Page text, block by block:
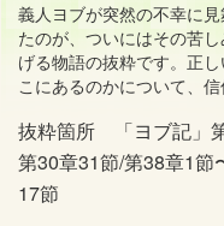
義人ヨブが突然の不幸に
たのが、ついにはその苦
げる物語の抜粋です。正
こにあるのかについて、
抜粋箇所 「ヨブ記」
第30章31節/第38章1節
17節